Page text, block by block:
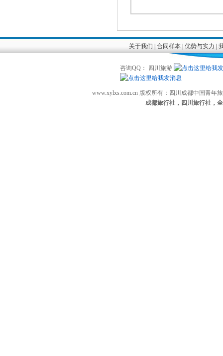
关于我们 合同样本| 优势与实力
咨询QQ： 四川旅游
www.xylxs.com.cn 版权所有：四川成都中国青
成都旅行社，四川旅行社，